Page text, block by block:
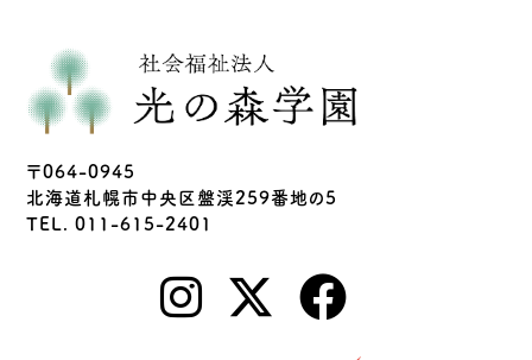
〒064-0945
北海道札幌市中央区盤渓259番地の5
TEL. 011-615-2401